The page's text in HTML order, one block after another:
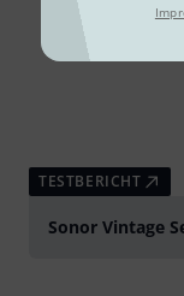
TESTBERICHT
Sonor Vintage